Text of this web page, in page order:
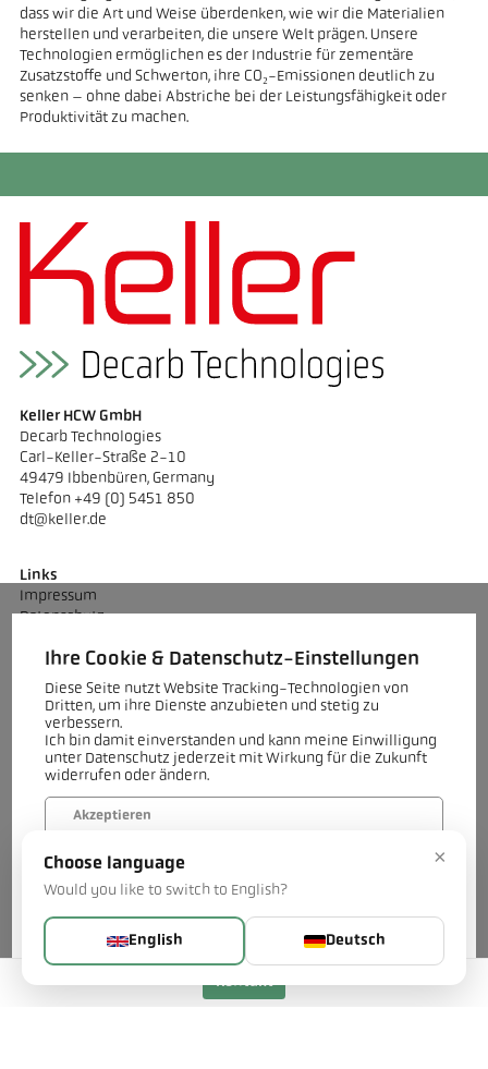
Kontakt
dass wir die Art und Weise überdenken, wie wir die Materialien
herstellen und verarbeiten, die unsere Welt prägen. Unsere
Technologien ermöglichen es der Industrie für zementäre
Zusatzstoffe und Schwerton, ihre CO₂-Emissionen deutlich zu
senken – ohne dabei Abstriche bei der Leistungsfähigkeit oder
Produktivität zu machen.
Keller HCW GmbH
Decarb Technologies
Carl-Keller-Straße 2-10
49479 Ibbenbüren, Germany
Telefon +49 (0) 5451 850
dt@keller.de
Links
Impressum
Datenschutz
Kontakt
Sie haben Fragen zu unseren Decarb Technologies für die
grobkeramische Industrie oder ein konkretes Projekt? Unser Team
unterstützt Sie gerne.
Ihre Cookie & Datenschutz-Einstellungen
Diese Seite nutzt Website Tracking-Technologien von
Dritten, um ihre Dienste anzubieten und stetig zu
verbessern.
Ich bin damit einverstanden und kann meine Einwilligung
unter Datenschutz jederzeit mit Wirkung für die Zukunft
widerrufen oder ändern.
Akzeptieren
Verweigern
Mehr...
×
Choose language
Would you like to switch to English?
English Deutsch